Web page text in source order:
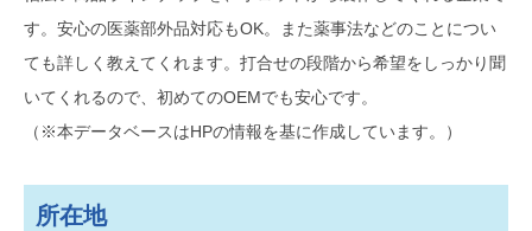
す。安心の医薬部外品対応もOK。また薬事法などのことについ
ても詳しく教えてくれます。打合せの段階から希望をしっかり聞
いてくれるので、初めてのOEMでも安心です。
（※本データベースはHPの情報を基に作成しています。）
所在地